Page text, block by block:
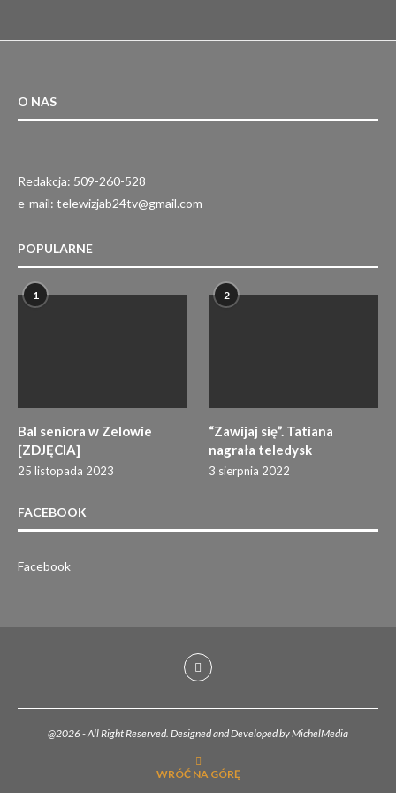
O NAS
Redakcja: 509-260-528
e-mail: telewizjab24tv@gmail.com
POPULARNE
1
Bal seniora w Zelowie
[ZDJĘCIA]
25 listopada 2023
2
“Zawijaj się”. Tatiana
nagrała teledysk
3 sierpnia 2022
FACEBOOK
Facebook
@2026 - All Right Reserved. Designed and Developed by MichelMedia
WRÓĆ NA GÓRĘ